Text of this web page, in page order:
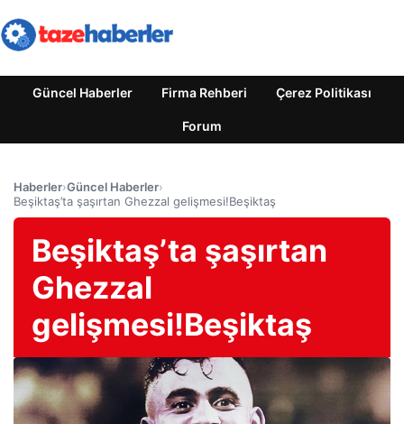
Güncel Haberler Firma Rehberi Çerez Politikası
Forum
Haberler›Güncel Haberler›
Beşiktaş’ta şaşırtan Ghezzal gelişmesi!Beşiktaş
Beşiktaş’ta şaşırtan
Ghezzal
gelişmesi!Beşiktaş